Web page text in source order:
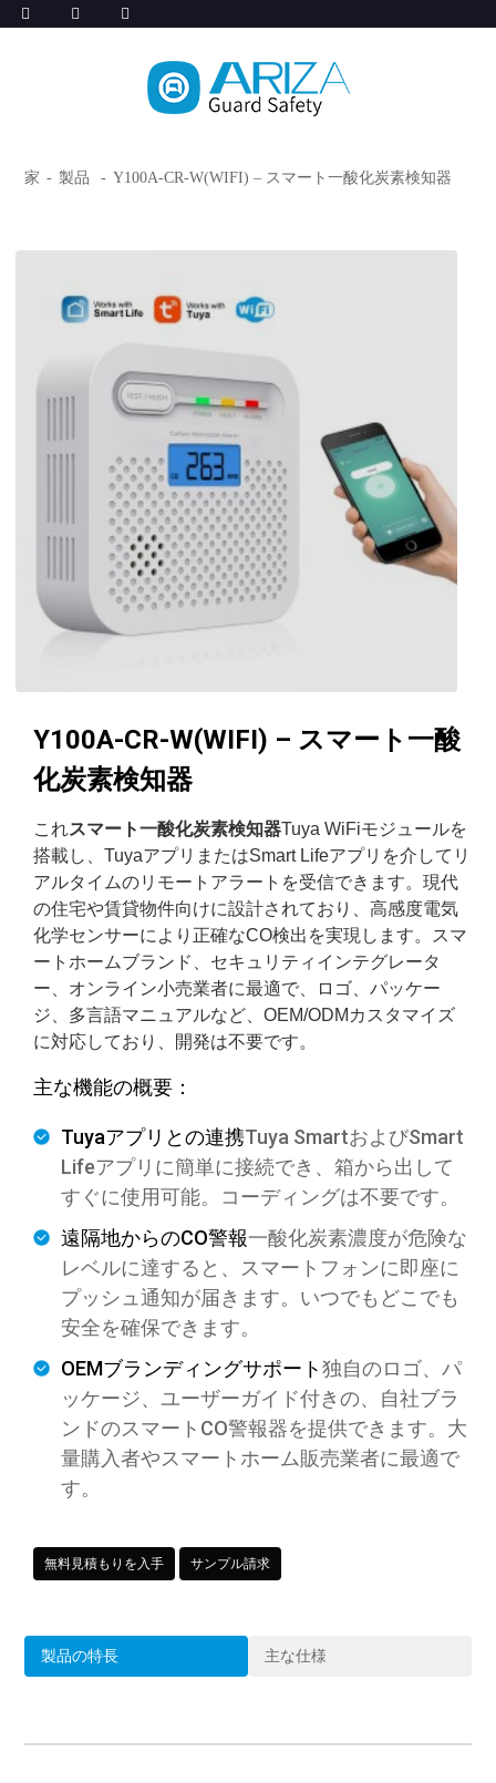
家 製品 Y100A-CR-W(WIFI) – スマート一酸化炭素検知器
Y100A-CR-W(WIFI) – スマート一酸
化炭素検知器
これスマート一酸化炭素検知器Tuya WiFiモジュールを
搭載し、TuyaアプリまたはSmart Lifeアプリを介してリ
アルタイムのリモートアラートを受信できます。現代
の住宅や賃貸物件向けに設計されており、高感度電気
化学センサーにより正確なCO検出を実現します。スマ
ートホームブランド、セキュリティインテグレータ
ー、オンライン小売業者に最適で、ロゴ、パッケー
ジ、多言語マニュアルなど、OEM/ODMカスタマイズ
に対応しており、開発は不要です。
主な機能の概要：
Tuyaアプリとの連携Tuya SmartおよびSmart
Lifeアプリに簡単に接続でき、箱から出して
すぐに使用可能。コーディングは不要です。
遠隔地からのCO警報一酸化炭素濃度が危険な
レベルに達すると、スマートフォンに即座に
プッシュ通知が届きます。いつでもどこでも
安全を確保できます。
OEMブランディングサポート独自のロゴ、パ
ッケージ、ユーザーガイド付きの、自社ブラ
ンドのスマートCO警報器を提供できます。大
量購入者やスマートホーム販売業者に最適で
す。
無料見積もりを入手 サンプル請求
製品の特長 主な仕様